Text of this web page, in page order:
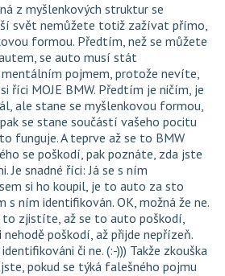
z myšlenkových struktur se
svět nemůžete totiž zažívat přímo,
formou. Předtím, než se můžete
se auto musí stát
pojmem, protože nevíte,
říci MOJE BMW. Předtím je ničím, je
ale stane se myšlenkovou formou,
se stane součástí vašeho pocitu
funguje. A teprve až se to BMW
se poškodí, pak poznáte, zda jste
Je snadné říci: Já se s ním
si ho koupil, je to auto za sto
s ním identifikován. OK, možná že ne.
zjistíte, až se to auto poškodí,
poškodí, až přijde nepřízeň.
či ne. (:-))) Takže zkouška
pokud se týká falešného pojmu